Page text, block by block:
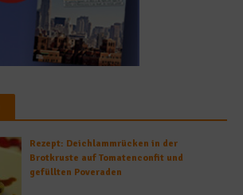
Rezept: Deichlammrücken in der
Brotkruste auf Tomatenconfit und
gefüllten Poveraden